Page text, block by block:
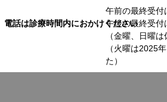
電話は診療時間内におかけください
午前の最終受付
午後の最終受付
（金曜、日曜は
（火曜は2025
た）